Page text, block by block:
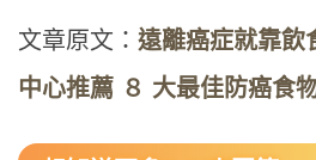
文章原文： 遠離癌症就靠飲
中心推薦 ８ 大最佳防癌食